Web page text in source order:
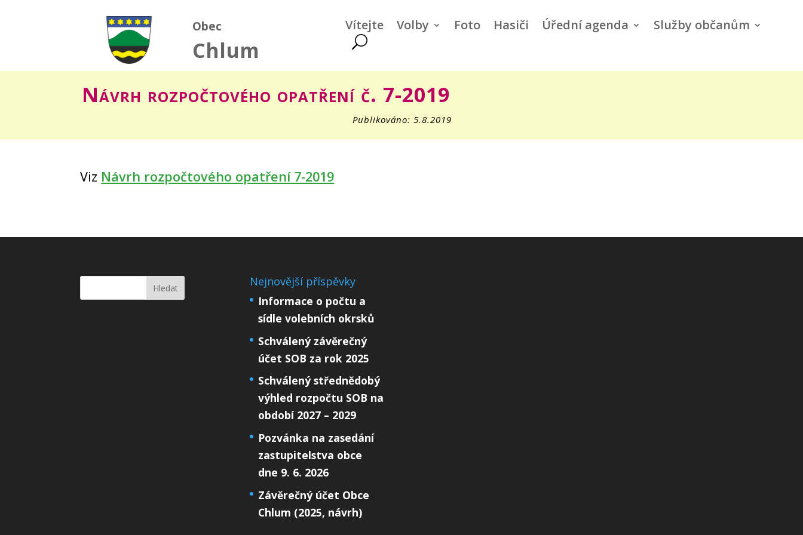
Obec
Chlum
Vítejte Volby Foto Hasiči Úřední agenda Služby občanům
Návrh rozpočtového opatření č. 7-2019
Publikováno: 5.8.2019
Viz Návrh rozpočtového opatření 7-2019
Nejnovější příspěvky
Informace o počtu a
sídle volebních okrsků
Schválený závěrečný
účet SOB za rok 2025
Schválený střednědobý
výhled rozpočtu SOB na
období 2027 – 2029
Pozvánka na zasedání
zastupitelstva obce
dne 9. 6. 2026
Závěrečný účet Obce
Chlum (2025, návrh)